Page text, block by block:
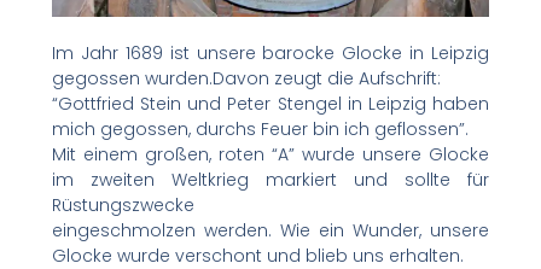
Im Jahr 1689 ist unsere barocke Glocke in Leipzig
gegossen wurden.Davon zeugt die Aufschrift:
“Gottfried Stein und Peter Stengel in Leipzig haben
mich gegossen, durchs Feuer bin ich geflossen”.
Mit einem großen, roten “A” wurde unsere Glocke
im zweiten Weltkrieg markiert und sollte für
Rüstungszwecke
eingeschmolzen werden. Wie ein Wunder, unsere
Glocke wurde verschont und blieb uns erhalten.